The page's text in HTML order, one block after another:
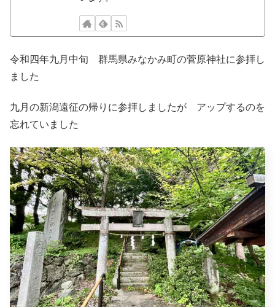
令和四年九月中旬 群馬県みなかみ町の菅原神社に参拝し
ました
九月の新潟遠征の帰りに参拝しましたが アップするのを
忘れていました